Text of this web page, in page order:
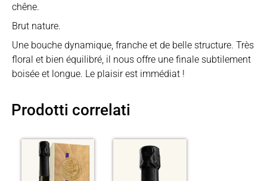
chêne.
Brut nature.
Une bouche dynamique, franche et de belle structure. Très
floral et bien équilibré, il nous offre une finale subtilement
boisée et longue. Le plaisir est immédiat !
Prodotti correlati